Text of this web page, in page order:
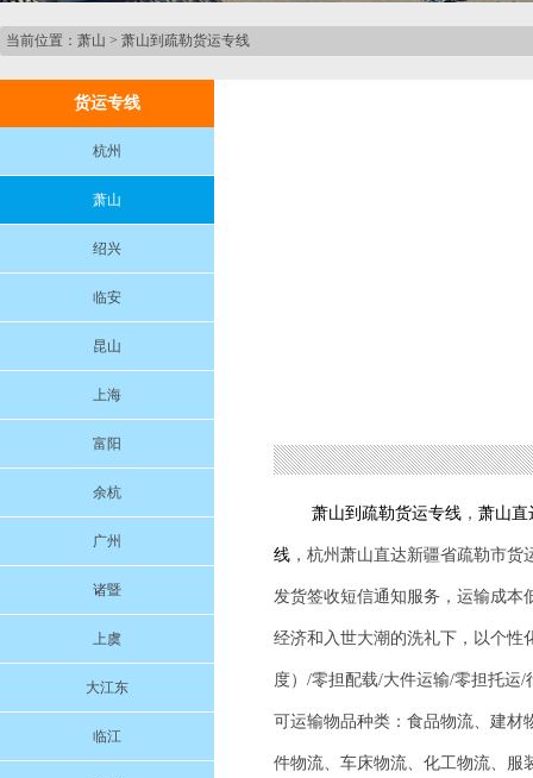
当前位置： 萧山 > 萧山到疏勒货运专线
货运专线
杭州
萧山
绍兴
临安
昆山
上海
富阳
余杭
广州
诸暨
上虞
大江东
临江
萧山到 疏勒货运专线 ， 萧山直
线 ，杭州萧山直达新疆省疏勒市货
发货签收短信通知服务，运输成本
经济和入世大潮的洗礼下，以个性
度）/零担配载/大件运输/零担托运
可运输物品种类：食品物流、建材
件物流、车床物流、化工物流、服